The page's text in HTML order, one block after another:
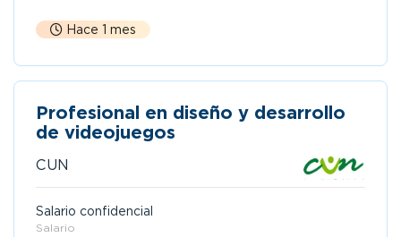
Hace 1 mes
Profesional en diseño y desarrollo
de videojuegos
CUN
Salario confidencial
Salario